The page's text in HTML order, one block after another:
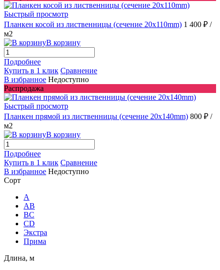
Быстрый просмотр
Планкен косой из лиственницы (сечение 20х110mm) 1 400 ₽ /
м2
В корзину
Подробнее
Купить в 1 клик Сравнение
В избранное Недоступно
Распродажа
Быстрый просмотр
Планкен прямой из лиственницы (сечение 20х140mm) 800 ₽ /
м2
В корзину
Подробнее
Купить в 1 клик Сравнение
В избранное Недоступно
Сорт
A
AB
ВС
CD
Экстра
Прима
Длина, м